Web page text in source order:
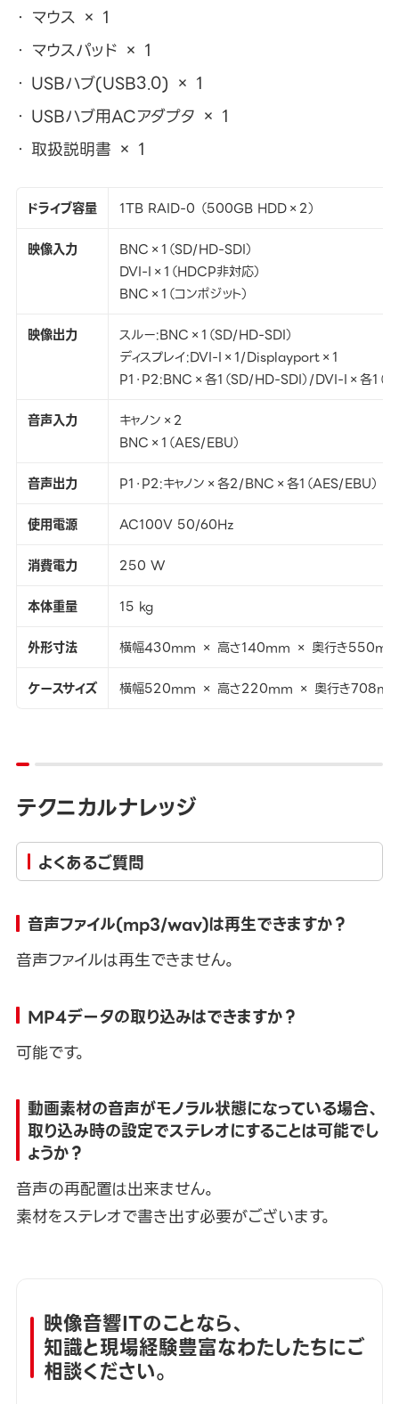
マウス × 1
マウスパッド × 1
USBハブ(USB3.0) × 1
USBハブ用ACアダプタ × 1
取扱説明書 × 1
ドライブ容量
1TB RAID-0 （500GB HDD×2）
映像入力
BNC×1（SD/HD-SDI）
DVI-I×1（HDCP非対応）
BNC×1（コンポジット）
映像出力
スルー:BNC×1（SD/HD-SDI）
ディスプレイ:DVI-I×1/Displayport×1
P1・P2:BNC×各1（SD/HD-SDI）/DVI-I×各1（
音声入力
キャノン×2
BNC×1（AES/EBU）
音声出力
P1・P2:キャノン×各2/BNC×各1（AES/EBU）
使用電源
AC100V 50/60Hz
消費電力
250 W
本体重量
15 kg
外形寸法
横幅430mm × 高さ140mm × 奥行き550mm
ケースサイズ
横幅520mm × 高さ220mm × 奥行き
テクニカルナレッジ
よくあるご質問
音声ファイル(mp3/wav)は再生できますか？
音声ファイルは再生できません。
MP4データの取り込みはできますか？
可能です。
動画素材の音声がモノラル状態になっている場合、
取り込み時の設定でステレオにすることは可能でし
ょうか？
音声の再配置は出来ません。
素材をステレオで書き出す必要がございます。
映像音響ITのことなら、
知識と現場経験豊富なわたしたちにご
相談ください。